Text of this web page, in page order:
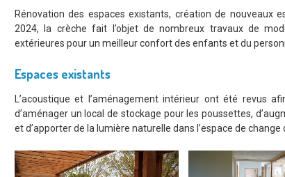
Rénovation des espaces existants, création de nouveaux
2024, la crèche fait l’objet de nombreux travaux de
extérieures pour un meilleur confort des enfants et du
Espaces existants
L’acoustique et l’aménagement intérieur ont été revus
d’aménager un local de stockage pour les poussettes,
et d’apporter de la lumière naturelle dans l’espace de change